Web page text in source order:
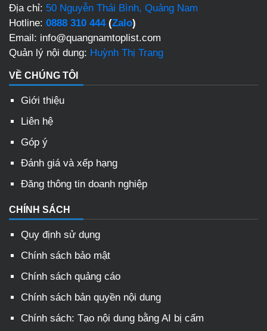
Địa chỉ: 50 Nguyễn Thái Bình, Quảng Nam
Hotline: 0888 310 444(Zalo)
Email: info@quangnamtoplist.com
Quản lý nội dung: Huỳnh Thị Trang
VỀ CHÚNG TÔI
Giới thiệu
Liên hệ
Góp ý
Đánh giá và xếp hạng
Đăng thông tin doanh nghiệp
CHÍNH SÁCH
Quy định sử dụng
Chính sách bảo mật
Chính sách quảng cáo
Chính sách bản quyền nội dung
Chính sách: Tạo nội dung bằng AI bị cấm